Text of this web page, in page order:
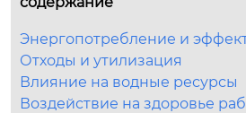
Энергопотребление и
Отходы и утилизация
Влияние на водные ресурсы
Воздействие на здоровье